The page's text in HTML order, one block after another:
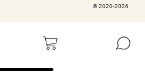
© 2020-2026